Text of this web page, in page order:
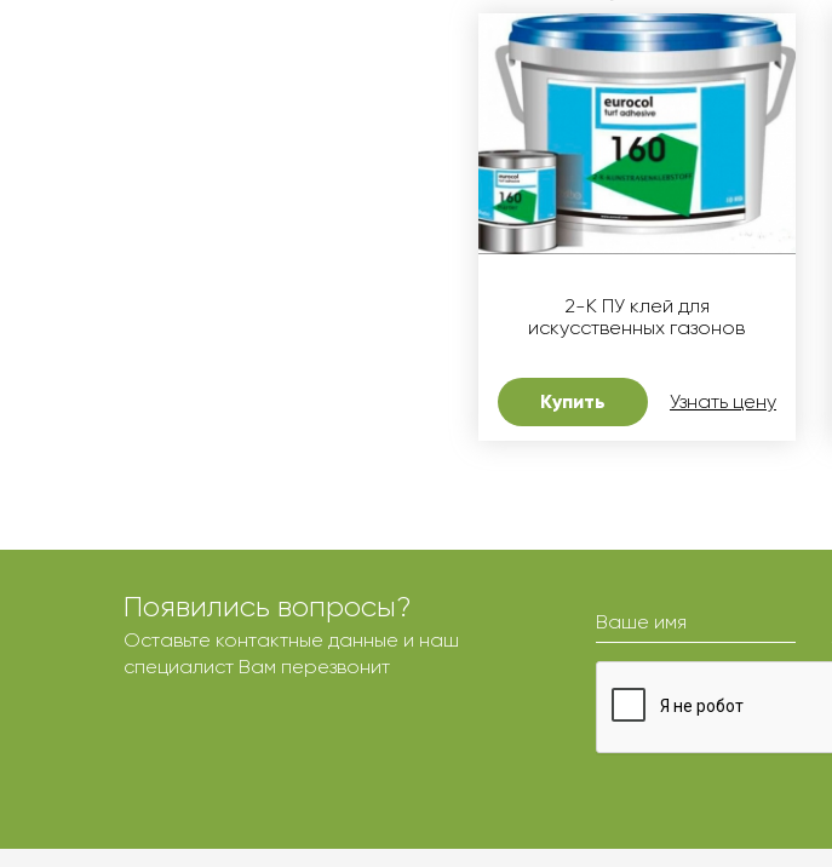
2-К ПУ клей для
искусственных газонов
Купить Узнать цену
Появились вопросы?
Оставьте контактные данные и наш
специалист Вам перезвонит
Ваше имя